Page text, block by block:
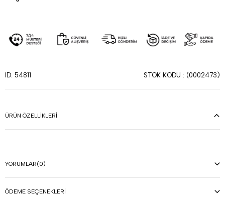
ID: 54811 STOK KODU (0002473)
ÜRÜN ÖZELLIKLERI
YORUMLAR(0)
ÖDEME SEÇENEKLERI